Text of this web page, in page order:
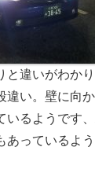
と違いがわか
違い。壁に向
いるようです
っているよう